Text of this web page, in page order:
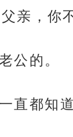
父亲，
公的。
直都知道